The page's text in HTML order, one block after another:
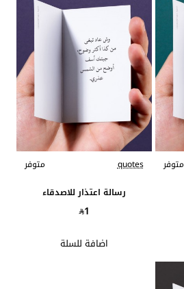
متوفر
quotes
متوفر
رسالة اعتذار للاصدقاء
1
اضافة للسلة